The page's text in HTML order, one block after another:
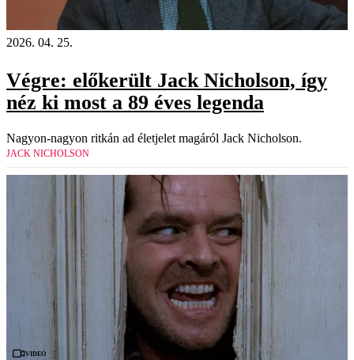
2026. 04. 25.
Végre: előkerült Jack Nicholson, így
néz ki most a 89 éves legenda
Nagyon-nagyon ritkán ad életjelet magáról Jack Nicholson.
JACK NICHOLSON
Videó